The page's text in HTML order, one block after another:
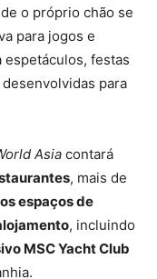
o próprio chão se
para jogos e
espetáculos, festas
para
Asia contará
, mais de
espaços de
, incluindo
MSC Yacht Club